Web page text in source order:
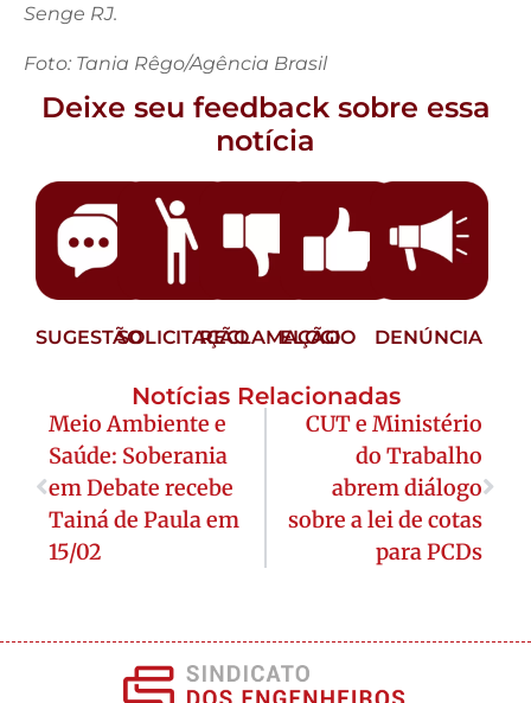
Senge RJ.
Foto: Tania Rêgo/Agência Brasil
Deixe seu feedback sobre essa
notícia
SUGESTÃOSOLICITAÇÃORECLAMAÇÃO
ELOGIO DENÚNCIA
Notícias Relacionadas
Meio Ambiente e
Saúde: Soberania
em Debate recebe
Tainá de Paula em
15/02
CUT e Ministério
do Trabalho
abrem diálogo
sobre a lei de cotas
para PCDs